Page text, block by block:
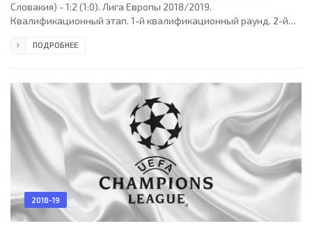
Словакия) - 1:2 (1:0). Лига Европы 2018/2019.
Квалификационный этап. 1-й квалификационный раунд. 2-й
Солнечно. +26°C. Стадион Динамо-Арена им. Бориса Пайчадзе.
Неделкоски (Македония), Гоце Петрески (Македония).
Резервный судья: Деян Якимовски (Македония). Динамо
(Тбилиси):
ПОДРОБНЕЕ
2018-19